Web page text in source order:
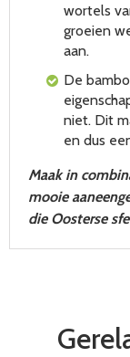
wortels
groeien
aan.
De
niet. Dit
en dus
Maak in
mooie
die Oosterse